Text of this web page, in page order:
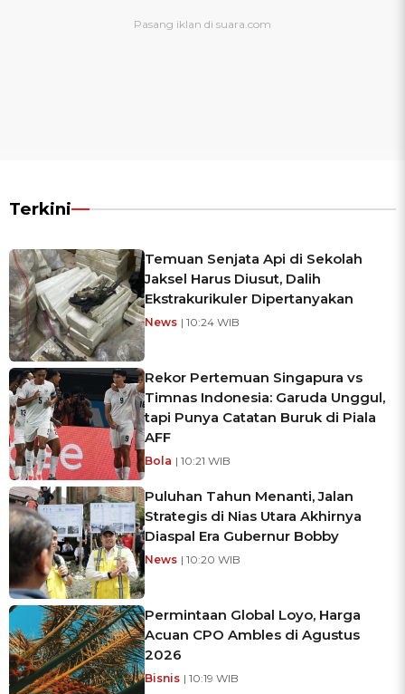
Terkini
Temuan Senjata Api di Sekolah
Jaksel Harus Diusut, Dalih
Ekstrakurikuler Dipertanyakan
News | 10:24 WIB
Rekor Pertemuan Singapura vs
Timnas Indonesia: Garuda Unggul,
tapi Punya Catatan Buruk di Piala
AFF
Bola | 10:21 WIB
Puluhan Tahun Menanti, Jalan
Strategis di Nias Utara Akhirnya
Diaspal Era Gubernur Bobby
News | 10:20 WIB
Permintaan Global Loyo, Harga
Acuan CPO Ambles di Agustus
2026
Bisnis | 10:19 WIB